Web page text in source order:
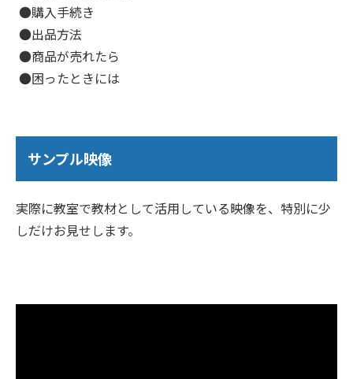
●購入手続き
●出品方法
●商品が売れたら
●困ったときには
サンプル映像
実際に教室で教材として活用している映像を、特別に少
しだけお見せします。